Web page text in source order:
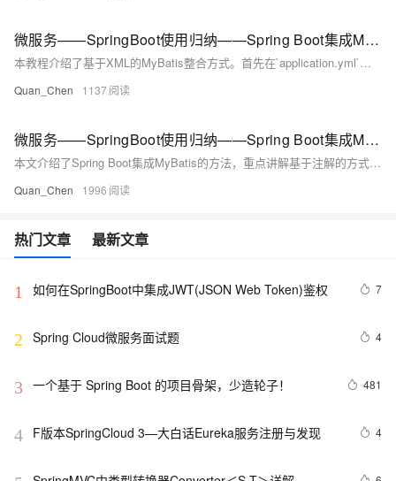
微服务——SpringBoot使用归纳——Spring Boot集成MyBatis——基于 xml 的整合
本教程介绍了基于XML的MyBatis整合方式。首先在`application.yml`中配置XML路径，如`classpath:mapper/*.xml`，然后创建`UserMapper.xml`文件定义SQL映射，包括`resultMap`和查询语句。通过设置`namespace`关联Mapper接口，实现如`getUserByName`的方法。Controller层调用Service完成测试，访问`/getUserByName/{name}`即可返回用户信息。为简化Mapper扫描，推荐在Spring Boot启动类用`@MapperScan`注解指定包路径避免逐个添加`@Mapper`
Quan_Chen 1137
微服务——SpringBoot使用归纳——Spring Boot集成MyBatis——MyBatis 介绍和配置
本文介绍了Spring Boot集成MyBatis的方法，重点讲解基于注解的方式。首先简述MyBatis作为持久层框架的特点，接着说明集成时的依赖导入，包括`mybatis-spring-boot-starter`和MySQL连接器。随后详细展示了`properties.yml`配置文件的内容，涵盖数据库连接、驼峰命名规范及Mapper文件路径等关键设置，帮助开发者快速上手Spring Boot与MyBatis的整合开发。
Quan_Chen 1996
热门文章 最新文章
1 如何在SpringBoot中集成JWT(JSON Web Token)鉴权 7
2 Spring Cloud微服务面试题 4
3 481
4 F版本SpringCloud 3—大白话Eureka服务注册与发现 4